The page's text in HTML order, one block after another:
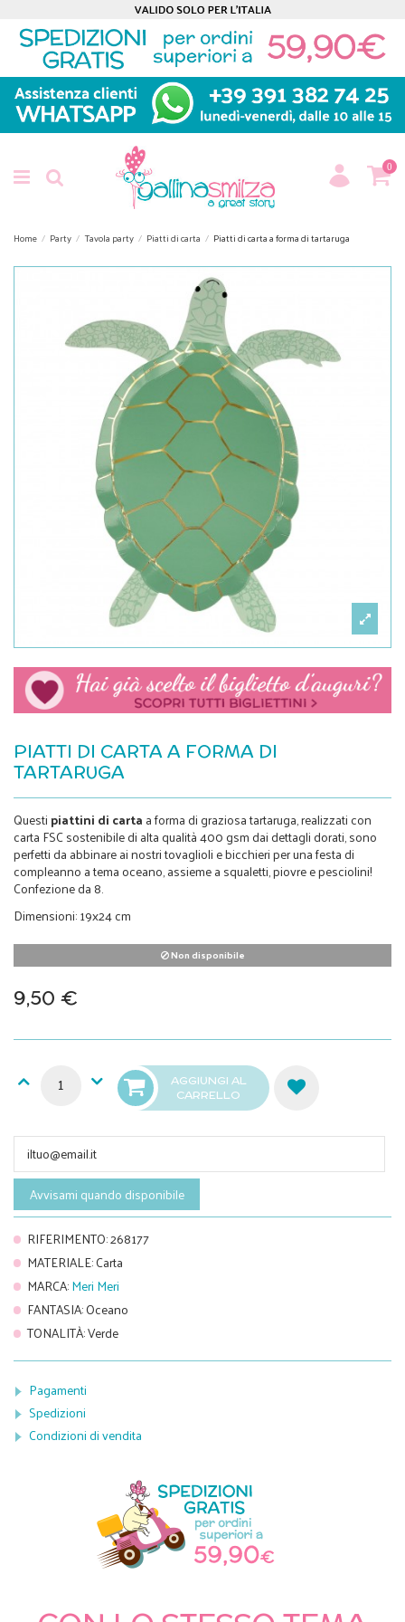
0
Home Party Tavola party Piatti di carta Piatti di carta a forma di tartaruga
PIATTI DI CARTA A FORMA DI
TARTARUGA
Questi piattini di carta a forma di graziosa tartaruga, realizzati con
carta FSC sostenibile di alta qualità 400 gsm dai dettagli dorati, sono
perfetti da abbinare ai nostri tovaglioli e bicchieri per una festa di
compleanno a tema oceano, assieme a squaletti, piovre e pesciolini!
Confezione da 8.
Dimensioni: 19x24 cm
Non disponibile
9,50 €
AGGIUNGI AL
CARRELLO
Avvisami quando disponibile
RIFERIMENTO:268177
MATERIALE:Carta
MARCA:Meri Meri
FANTASIA:Oceano
TONALITÀ:Verde
Pagamenti
Spedizioni
Condizioni di vendita